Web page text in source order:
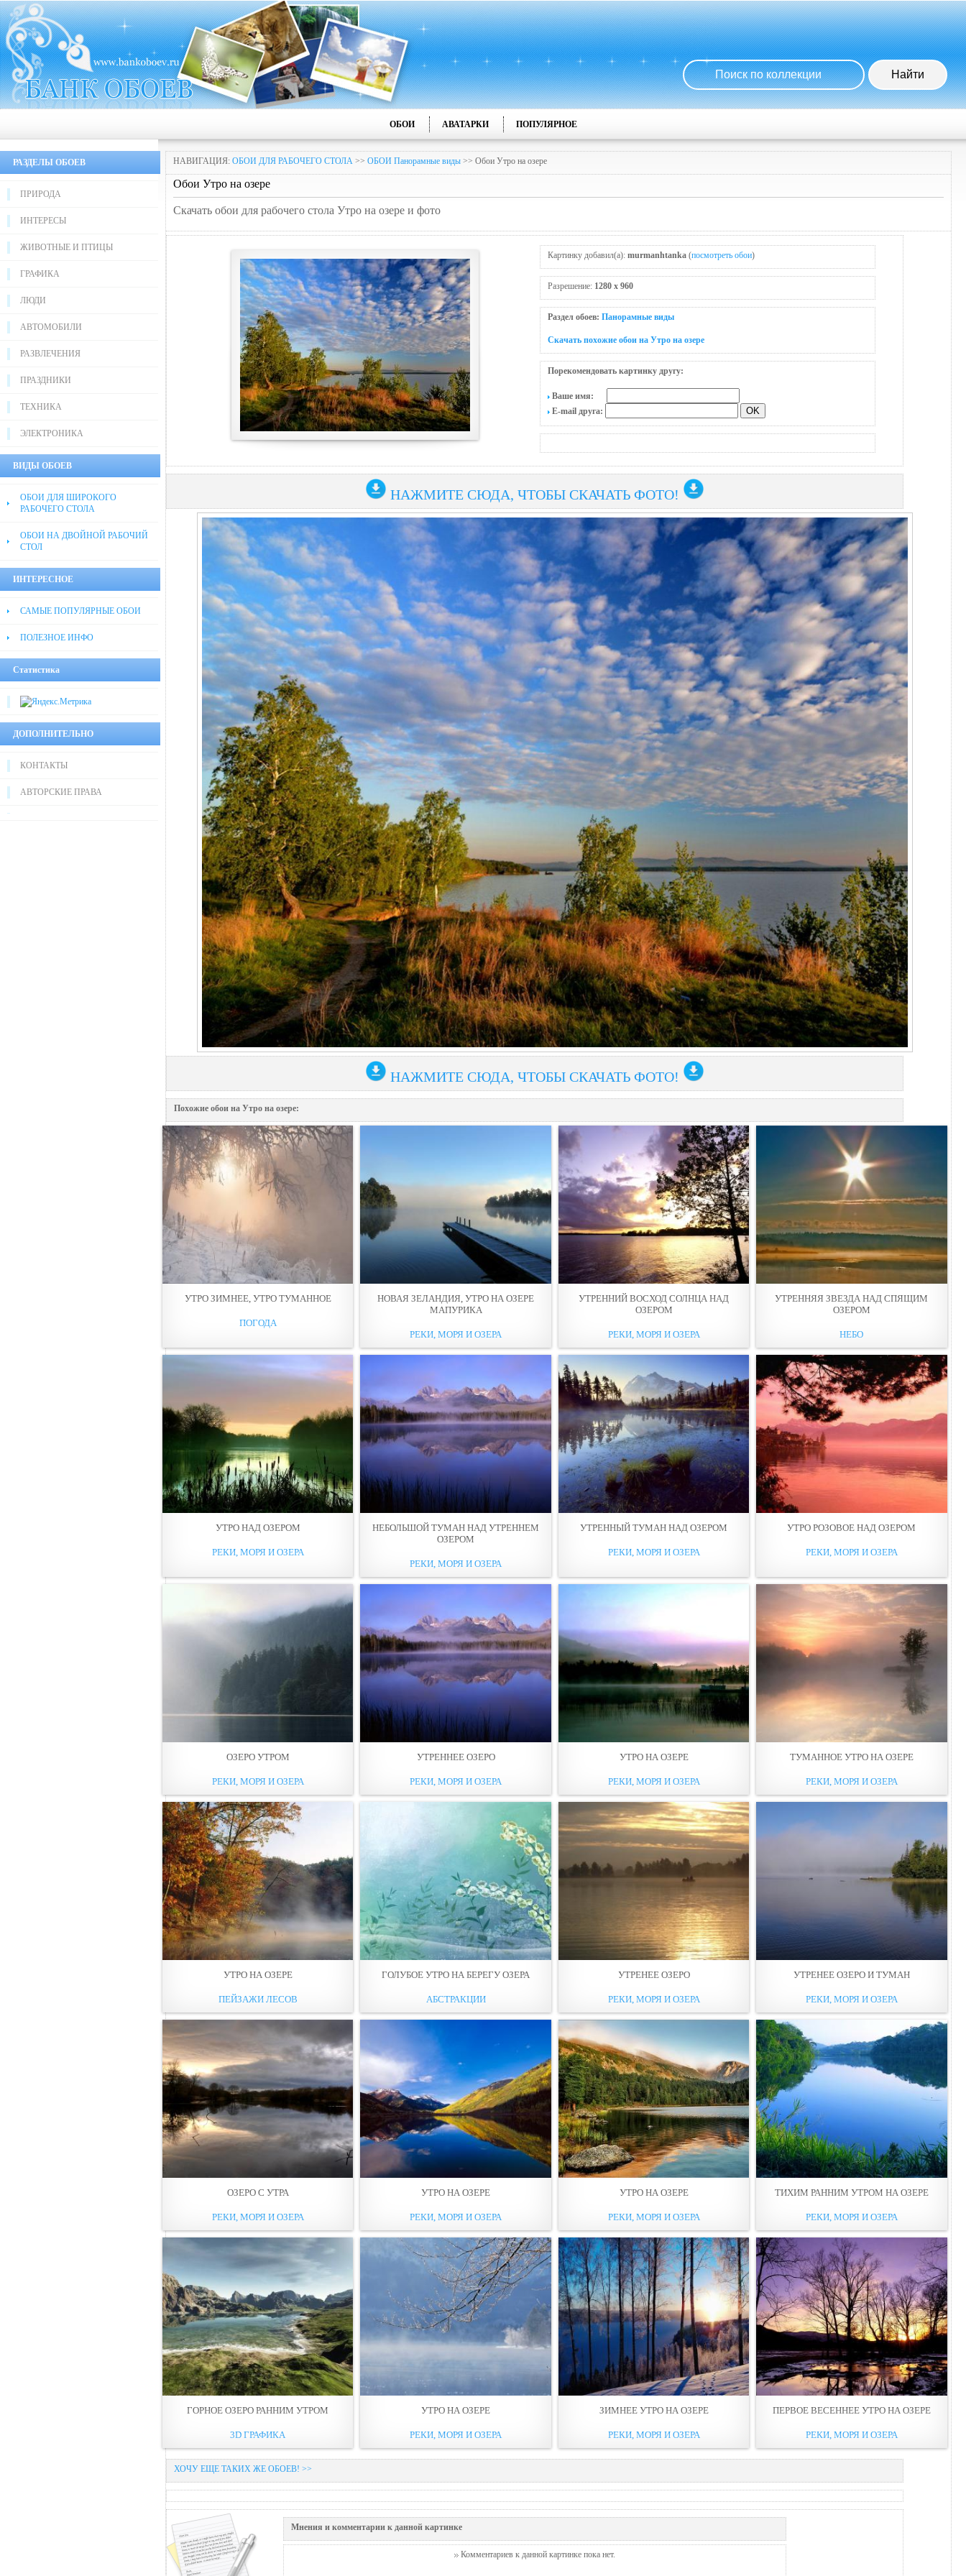
ОБОИ АВАТАРКИ ПОПУЛЯРНОЕ
РАЗДЕЛЫ ОБОЕВ
ПРИРОДА
ИНТЕРЕСЫ
ЖИВОТНЫЕ И ПТИЦЫ
ГРАФИКА
ЛЮДИ
АВТОМОБИЛИ
РАЗВЛЕЧЕНИЯ
ПРАЗДНИКИ
ТЕХНИКА
ЭЛЕКТРОНИКА
ВИДЫ ОБОЕВ
ОБОИ ДЛЯ ШИРОКОГО
РАБОЧЕГО СТОЛА
ОБОИ НА ДВОЙНОЙ РАБОЧИЙ
СТОЛ
ИНТЕРЕСНОЕ
САМЫЕ ПОПУЛЯРНЫЕ ОБОИ
ПОЛЕЗНОЕ ИНФО
Статистика
ДОПОЛНИТЕЛЬНО
КОНТАКТЫ
АВТОРСКИЕ ПРАВА
НАВИГАЦИЯ: ОБОИ ДЛЯ РАБОЧЕГО СТОЛА >> ОБОИ Панорамные виды >> Обои Утро на озере
Обои Утро на озере
Скачать обои для рабочего стола Утро на озере и фото
Картинку добавил(а): murmanhtanka (посмотреть обои)
Разрешение: 1280 x 960
Раздел обоев: Панорамные виды
Скачать похожие обои на Утро на озере
Порекомендовать картинку другу:
Ваше имя:
E-mail друга:
НАЖМИТЕ СЮДА, ЧТОБЫ СКАЧАТЬ ФОТО!
НАЖМИТЕ СЮДА, ЧТОБЫ СКАЧАТЬ ФОТО!
Похожие обои на Утро на озере:
УТРО ЗИМНЕЕ, УТРО ТУМАННОЕ
ПОГОДА
НОВАЯ ЗЕЛАНДИЯ, УТРО НА ОЗЕРЕ
МАПУРИКА
РЕКИ, МОРЯ И ОЗЕРА
УТРЕННИЙ ВОСХОД СОЛНЦА НАД
ОЗЕРОМ
РЕКИ, МОРЯ И ОЗЕРА
УТРЕННЯЯ ЗВЕЗДА НАД СПЯЩИМ
ОЗЕРОМ
НЕБО
УТРО НАД ОЗЕРОМ
РЕКИ, МОРЯ И ОЗЕРА
НЕБОЛЬШОЙ ТУМАН НАД УТРЕННЕМ
ОЗЕРОМ
РЕКИ, МОРЯ И ОЗЕРА
УТРЕННЫЙ ТУМАН НАД ОЗЕРОМ
РЕКИ, МОРЯ И ОЗЕРА
УТРО РОЗОВОЕ НАД ОЗЕРОМ
РЕКИ, МОРЯ И ОЗЕРА
ОЗЕРО УТРОМ
РЕКИ, МОРЯ И ОЗЕРА
УТРЕННЕЕ ОЗЕРО
РЕКИ, МОРЯ И ОЗЕРА
УТРО НА ОЗЕРЕ
РЕКИ, МОРЯ И ОЗЕРА
ТУМАННОЕ УТРО НА ОЗЕРЕ
РЕКИ, МОРЯ И ОЗЕРА
УТРО НА ОЗЕРЕ
ПЕЙЗАЖИ ЛЕСОВ
ГОЛУБОЕ УТРО НА БЕРЕГУ ОЗЕРА
АБСТРАКЦИИ
УТРЕНЕЕ ОЗЕРО
РЕКИ, МОРЯ И ОЗЕРА
УТРЕНЕЕ ОЗЕРО И ТУМАН
РЕКИ, МОРЯ И ОЗЕРА
ОЗЕРО С УТРА
РЕКИ, МОРЯ И ОЗЕРА
УТРО НА ОЗЕРЕ
РЕКИ, МОРЯ И ОЗЕРА
УТРО НА ОЗЕРЕ
РЕКИ, МОРЯ И ОЗЕРА
ТИХИМ РАННИМ УТРОМ НА ОЗЕРЕ
РЕКИ, МОРЯ И ОЗЕРА
ГОРНОЕ ОЗЕРО РАННИМ УТРОМ
3D ГРАФИКА
УТРО НА ОЗЕРЕ
РЕКИ, МОРЯ И ОЗЕРА
ЗИМНЕЕ УТРО НА ОЗЕРЕ
РЕКИ, МОРЯ И ОЗЕРА
ПЕРВОЕ ВЕСЕННЕЕ УТРО НА ОЗЕРЕ
РЕКИ, МОРЯ И ОЗЕРА
ХОЧУ ЕЩЕ ТАКИХ ЖЕ ОБОЕВ! >>
Мнения и комментарии к данной картинке
Комментариев к данной картинке пока нет.